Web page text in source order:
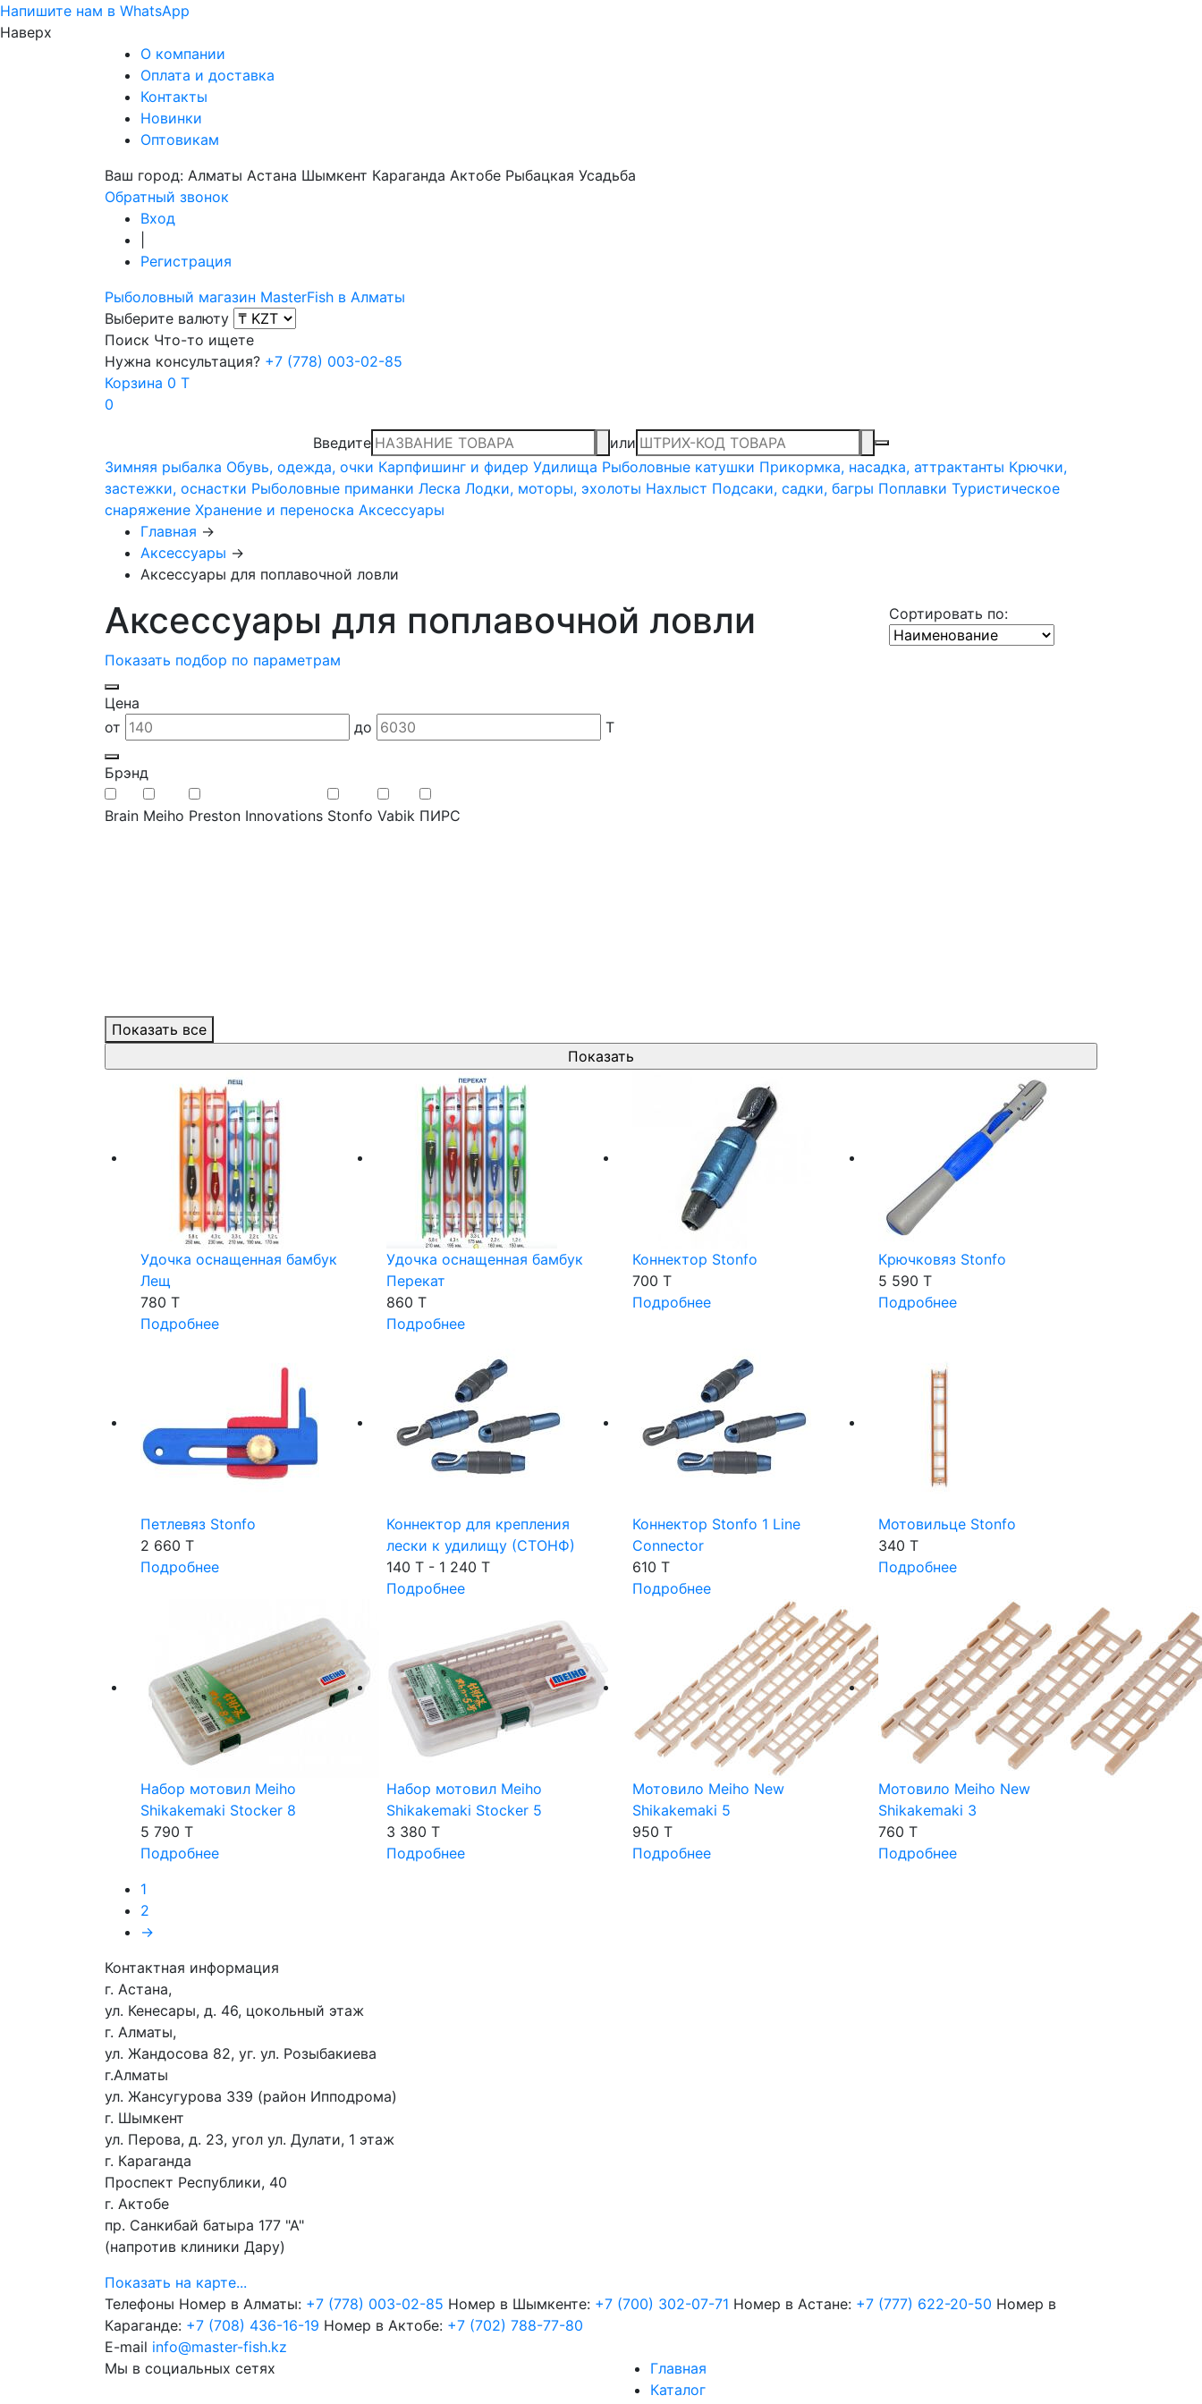
Напишите нам в WhatsApp
Наверх
О компании
Оплата и доставка
Контакты
Новинки
Оптовикам
Ваш город: Алматы Астана Шымкент Караганда Актобе Рыбацкая Усадьба
Обратный звонок
Вход
Регистрация
Рыболовный магазин MasterFish в Алматы
Выберите валюту
Поиск Что-то ищете
Нужна консультация? +7 (778) 003-02-85
Корзина 0 T
0
Введите
или
Зимняя рыбалка Обувь, одежда, очки Карпфишинг и фидер Удилища Рыболовные катушки Прикормка, насадка, аттрактанты Крючки,
застежки, оснастки Рыболовные приманки Леска Лодки, моторы, эхолоты Нахлыст Подсаки, садки, багры Поплавки Туристическое
снаряжение Хранение и переноска Аксессуары
Главная →
Аксессуары →
Аксессуары для поплавочной ловли
Аксессуары для поплавочной ловли Сортировать по:
Показать подбор по параметрам
Цена
от
до T
Брэнд
Brain Meiho Preston Innovations Stonfo Vabik ПИРС
Показать все
Удочка оснащенная бамбук
Лещ
780 T
Подробнее
Удочка оснащенная бамбук
Перекат
860 T
Подробнее
Коннектор Stonfo
700 T
Подробнее
Крючковяз Stonfo
5 590 T
Подробнее
Петлевяз Stonfo
2 660 T
Подробнее
Коннектор для крепления
лески к удилищу (СТОНФ)
140 T - 1 240 T
Подробнее
Коннектор Stonfo 1 Line
Connector
610 T
Подробнее
Мотовильце Stonfo
340 T
Подробнее
Набор мотовил Meiho
Shikakemaki Stocker 8
5 790 T
Подробнее
Набор мотовил Meiho
Shikakemaki Stocker 5
3 380 T
Подробнее
Мотовило Meiho New
Shikakemaki 5
950 T
Подробнее
Мотовило Meiho New
Shikakemaki 3
760 T
Подробнее
1
2
→
Контактная информация
г. Астана,
ул. Кенесары, д. 46, цокольный этаж
г. Алматы,
ул. Жандосова 82, уг. ул. Розыбакиева
г.Алматы
ул. Жансугурова 339 (район Ипподрома)
г. Шымкент
ул. Перова, д. 23, угол ул. Дулати, 1 этаж
г. Караганда
Проспект Республики, 40
г. Актобе
пр. Санкибай батыра 177 "А"
(напротив клиники Дару)
Показать на карте...
Телефоны Номер в Алматы: +7 (778) 003-02-85 Номер в Шымкенте: +7 (700) 302-07-71 Номер в Астане: +7 (777) 622-20-50 Номер в
Караганде: +7 (708) 436-16-19 Номер в Актобе: +7 (702) 788-77-80
E-mail info@master-fish.kz
Мы в социальных сетях
Главная
Каталог